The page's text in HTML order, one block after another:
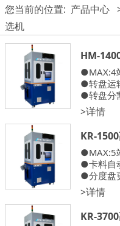
您当前的位置: 产品中心
选机
●MAX:4
●转盘运
●转盘分
●可在同
>详情
●MAX:5
●卡料自
●分度盘
●高效能
●智慧监
机，IPC)
>详情